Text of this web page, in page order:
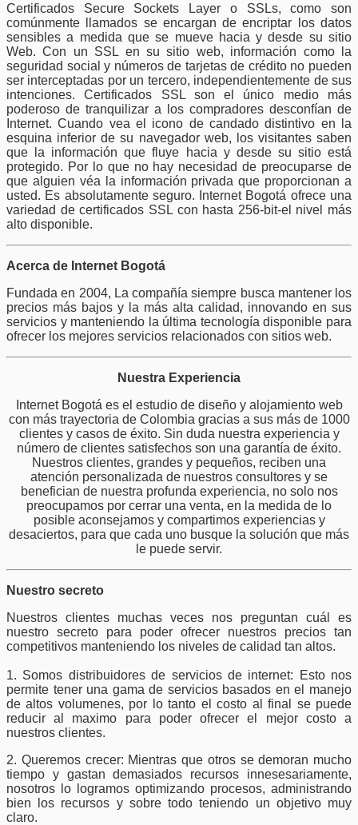
Certificados Secure Sockets Layer o SSLs, como son
comúnmente llamados se encargan de encriptar los datos
sensibles a medida que se mueve hacia y desde su sitio
Web. Con un SSL en su sitio web, información como la
seguridad social y números de tarjetas de crédito no pueden
ser interceptadas por un tercero, independientemente de sus
intenciones. Certificados SSL son el único medio más
poderoso de tranquilizar a los compradores desconfían de
Internet. Cuando vea el icono de candado distintivo en la
esquina inferior de su navegador web, los visitantes saben
que la información que fluye hacia y desde su sitio está
protegido. Por lo que no hay necesidad de preocuparse de
que alguien véa la información privada que proporcionan a
usted. Es absolutamente seguro. Internet Bogotá ofrece una
variedad de certificados SSL con hasta 256-bit-el nivel más
alto disponible.
Acerca de Internet Bogotá
Fundada en 2004, La compañía siempre busca mantener los
precios más bajos y la más alta calidad, innovando en sus
servicios y manteniendo la última tecnología disponible para
ofrecer los mejores servicios relacionados con sitios web.
Nuestra Experiencia
Internet Bogotá es el estudio de diseño y alojamiento web
con más trayectoria de Colombia gracias a sus más de 1000
clientes y casos de éxito. Sin duda nuestra experiencia y
número de clientes satisfechos son una garantía de éxito.
Nuestros clientes, grandes y pequeños, reciben una
atención personalizada de nuestros consultores y se
benefician de nuestra profunda experiencia, no solo nos
preocupamos por cerrar una venta, en la medida de lo
posible aconsejamos y compartimos experiencias y
desaciertos, para que cada uno busque la solución que más
le puede servir.
Nuestro secreto
Nuestros clientes muchas veces nos preguntan cuál es
nuestro secreto para poder ofrecer nuestros precios tan
competitivos manteniendo los niveles de calidad tan altos.
1. Somos distribuidores de servicios de internet: Esto nos
permite tener una gama de servicios basados en el manejo
de altos volumenes, por lo tanto el costo al final se puede
reducir al maximo para poder ofrecer el mejor costo a
nuestros clientes.
2. Queremos crecer: Mientras que otros se demoran mucho
tiempo y gastan demasiados recursos innesesariamente,
nosotros lo logramos optimizando procesos, administrando
bien los recursos y sobre todo teniendo un objetivo muy
claro.